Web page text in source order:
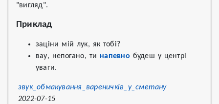
"вигляд".
Приклад
заціни мій лук, як тобі?
вау, непогано, ти напевно будеш у центрі
уваги.
звук_обмакування_вареничків_у_сметану
2022-07-15